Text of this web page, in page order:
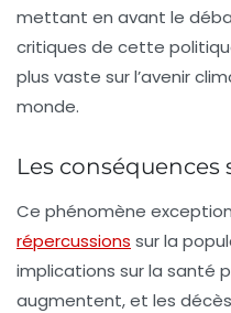
mettant en avant le
critiques de cette
plus vaste sur l’avenir
monde.
Les
Ce phénomène
répercussions sur la
implications sur la santé
augmentent, et les